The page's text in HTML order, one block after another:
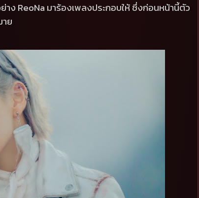
าง ReoNa มาร้องเพลงประกอบให้ ซึ่งก่อนหน้านี้ตัว
ย